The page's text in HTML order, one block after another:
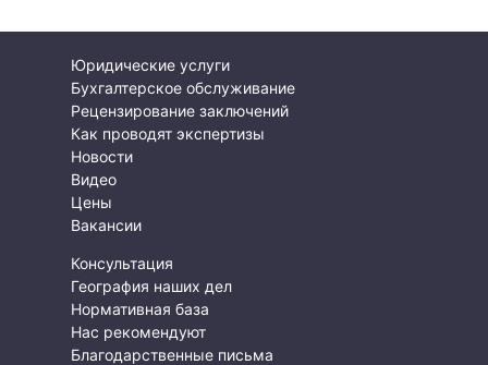
Юридические услуги
Бухгалтерское обслуживание
Рецензирование заключений
Как проводят экспертизы
Новости
Видео
Цены
Вакансии
Консультация
География наших дел
Нормативная база
Нас рекомендуют
Благодарственные письма